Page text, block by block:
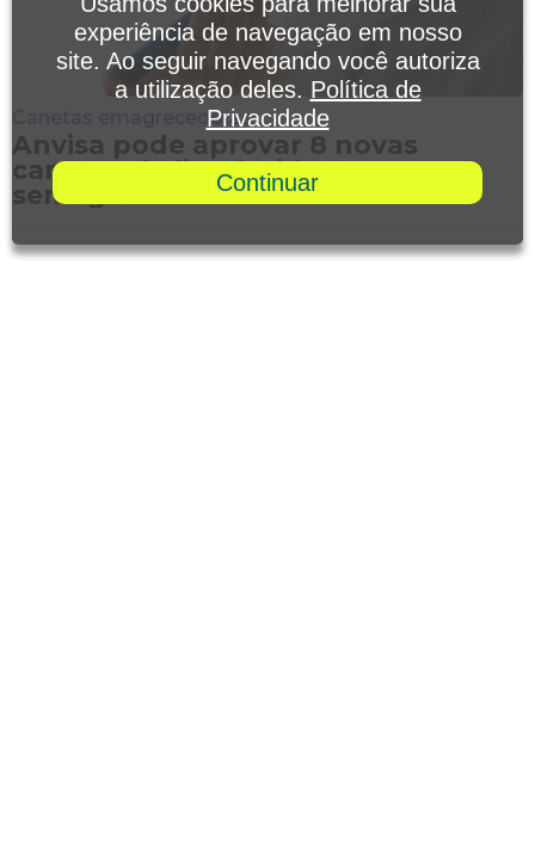
Canetas emagrecedoras
Anvisa pode aprovar 8 novas
canetas de liraglutida e
semaglutida
experiência de navegação em nosso
site. Ao seguir navegando você autoriza
a utilização deles. Política de
Privacidade
Continuar